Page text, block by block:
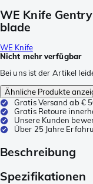
WE Knife
blade
WE Knife
Nicht mehr verfügbar
Bei uns ist der Artikel
Ähnliche Produkte
Gratis Versand ab €
Gratis Retoure
Unsere Kunden
Über 25 Jahre
Beschreibung
Spezifikationen